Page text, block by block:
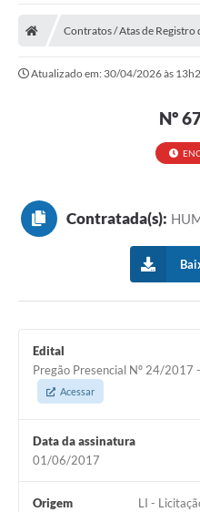
Contratos / Atas de Registro
Atualizado em: 30/04/2026 às
Nº
Contratada(s):
Edital
Pregão Presencial Nº 24/
Acessar
Data da assinatura
01/06/2017
Origem LI -